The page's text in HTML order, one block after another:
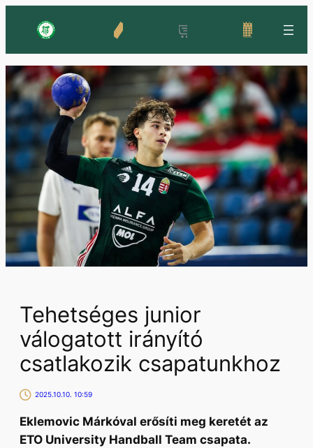
tartalomhoz
Tehetséges junior
válogatott irányító
csatlakozik csapatunkhoz
2025.10.10. 10:59
Eklemovic Márkóval erősíti meg keretét az
ETO University Handball Team csapata.